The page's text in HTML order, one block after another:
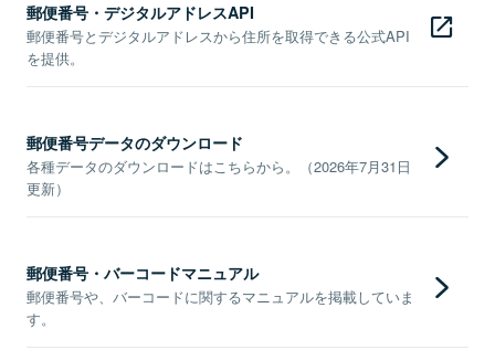
郵便番号・デジタルアドレスAPI
郵便番号とデジタルアドレスから住所を取得できる公式API
を提供。
郵便番号データのダウンロード
各種データのダウンロードはこちらから。（2026年7月31日
更新）
郵便番号・バーコードマニュアル
郵便番号や、バーコードに関するマニュアルを掲載していま
す。